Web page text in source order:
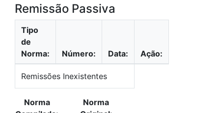
Remissão Passiva
Tipo
de
Norma:
Número: Data: Ação:
Remissões Inexistentes
Norma
Norma